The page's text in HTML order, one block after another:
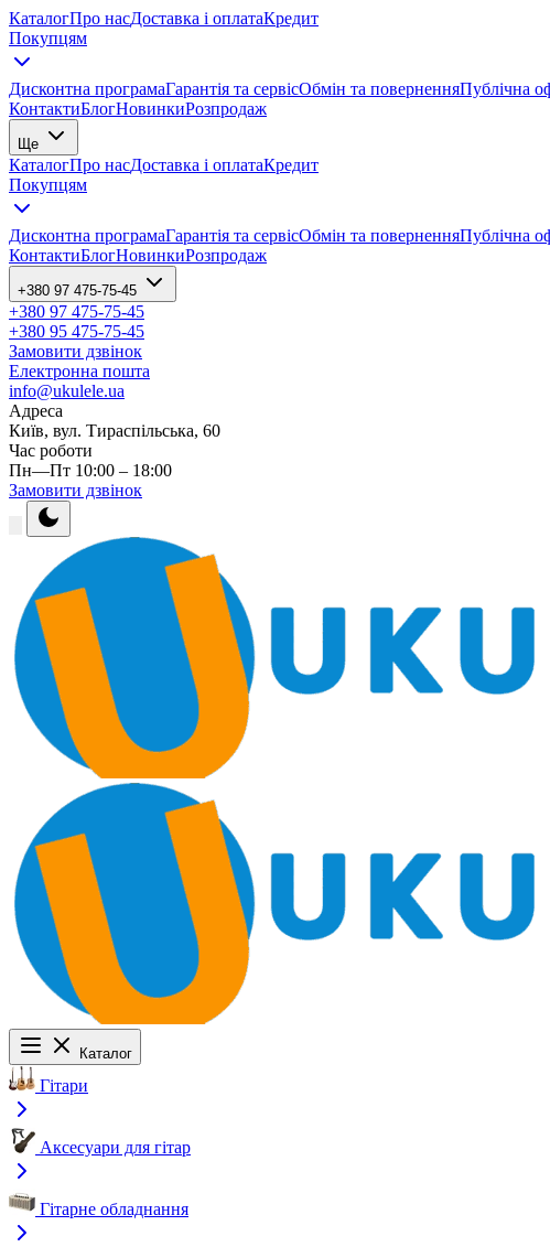
КаталогПро насДоставка і оплатаКредит
Покупцям
Дисконтна програмаГарантія та сервісОбмін та поверненняПублічна
КонтактиБлогНовинкиРозпродаж
Ще
КаталогПро насДоставка і оплатаКредит
Покупцям
Дисконтна програмаГарантія та сервісОбмін та поверненняПублічна
КонтактиБлогНовинкиРозпродаж
+380 97 475-75-45
+380 97 475-75-45
+380 95 475-75-45
Замовити дзвінок
Електронна пошта
info@ukulele.ua
Адреса
Київ, вул. Тираспільська, 60
Час роботи
Пн—Пт 10:00 – 18:00
Замовити дзвінок
Каталог
Гітари
Аксесуари для гітар
Гітарне обладнання